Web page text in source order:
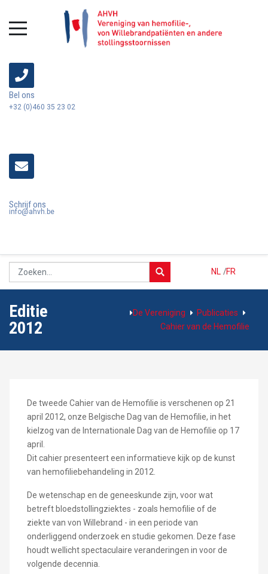
Bel ons
+32 (0)460 35 23 02
Schrijf ons
info@ahvh.be
NL FR
/
Editie
2012
De Vereniging
Publicaties
Cahier van de Hemofilie
De tweede Cahier van de Hemofilie is verschenen op 21
april 2012, onze Belgische Dag van de Hemofilie, in het
kielzog van de Internationale Dag van de Hemofilie op 17
april.
Dit cahier presenteert een informatieve kijk op de kunst
van hemofiliebehandeling in 2012.
De wetenschap en de geneeskunde zijn, voor wat
betreft bloedstollingziektes - zoals hemofilie of de
ziekte van von Willebrand - in een periode van
onderliggend onderzoek en studie gekomen. Deze fase
houdt wellicht spectaculaire veranderingen in voor de
volgende decennia.